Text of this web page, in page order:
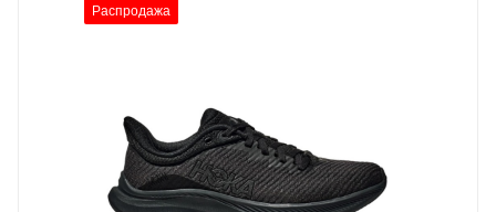
Распродажа